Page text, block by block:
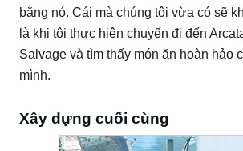
bằng nó. Cái mà chúng tôi vừa có sẽ
là khi tôi thực hiện chuyến đi đến
Salvage và tìm thấy món ăn hoàn hảo
mình.
Xây dựng cuối cùng